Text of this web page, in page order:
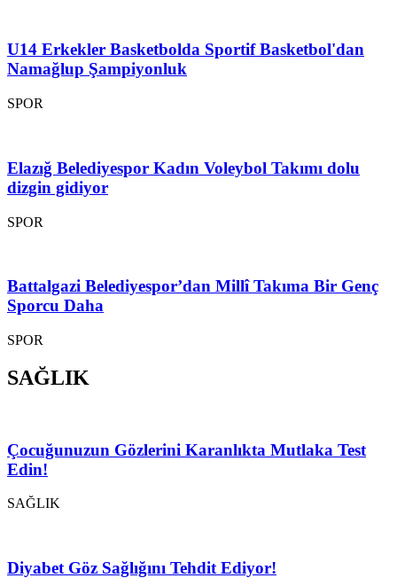
U14 Erkekler Basketbolda Sportif Basketbol'dan
Namağlup Şampiyonluk
SPOR
Elazığ Belediyespor Kadın Voleybol Takımı dolu
dizgin gidiyor
SPOR
Battalgazi Belediyespor’dan Millî Takıma Bir Genç
Sporcu Daha
SPOR
SAĞLIK
Çocuğunuzun Gözlerini Karanlıkta Mutlaka Test
Edin!
SAĞLIK
Diyabet Göz Sağlığını Tehdit Ediyor!